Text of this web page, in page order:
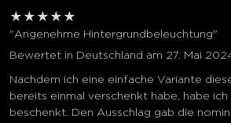
★ ★ ★ ★ ★
"Angenehme Hintergrundbeleuchtung"
Bewertet in Deutschland am 27. Mai
Nachdem ich eine einfache Variante
bereits einmal verschenkt habe, habe ich
beschenkt. Den Ausschlag gab die